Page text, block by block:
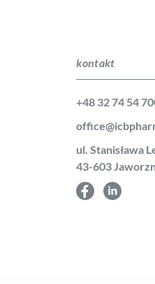
kontakt
+48 32 74 54
ul. Stanisława
43-603